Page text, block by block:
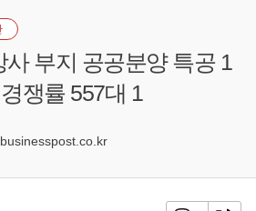
사 부지 공공분양 특공 1
쟁률 557대 1